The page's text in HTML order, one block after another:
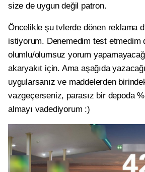
size de uygun değil patron.
Öncelikle şu tvlerde dönen reklama
istiyorum. Denemedim test etmedim
olumlu/olumsuz yorum
akaryakıt için. Ama aşağıda
uygularsanız ve maddelerden
vazgeçerseniz, parasız bir depoda
almayı vadediyorum :)